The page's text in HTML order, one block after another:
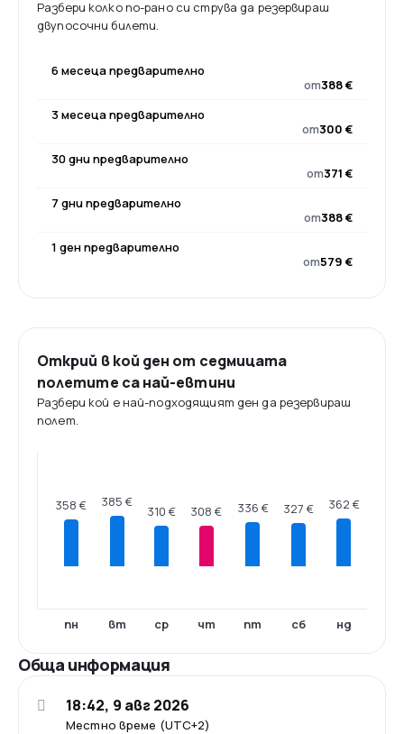
Разбери колко по-рано си струва да резервираш
двупосочни билети.
6 месеца предварително
от388 €
3 месеца предварително
от300 €
30 дни предварително
от371 €
7 дни предварително
от388 €
1 ден предварително
от579 €
Открий в кой ден от седмицата
полетите са най-евтини
Разбери кой е най-подходящият ден да резервираш
полет.
358 €
пн
385 €
вт
310 €
ср
308 €
чт
336 €
пт
327 €
сб
362 €
нд
Обща информация
Местно време (UTC+2)
18:42, 9 авг 2026